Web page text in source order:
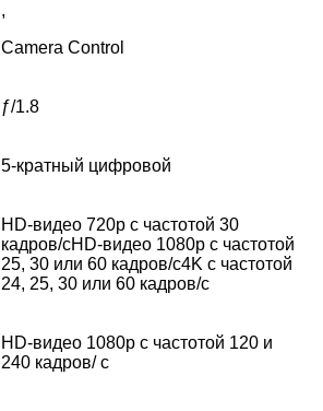
,
Camera Control
ƒ/1.8
5-кратный цифровой
HD-видео 720p с частотой 30
кадров/сHD-видео 1080p с частотой
25, 30 или 60 кадров/с4K с частотой
24, 25, 30 или 60 кадров/с
HD-видео 1080р с частотой 120 и
240 кадров/ с